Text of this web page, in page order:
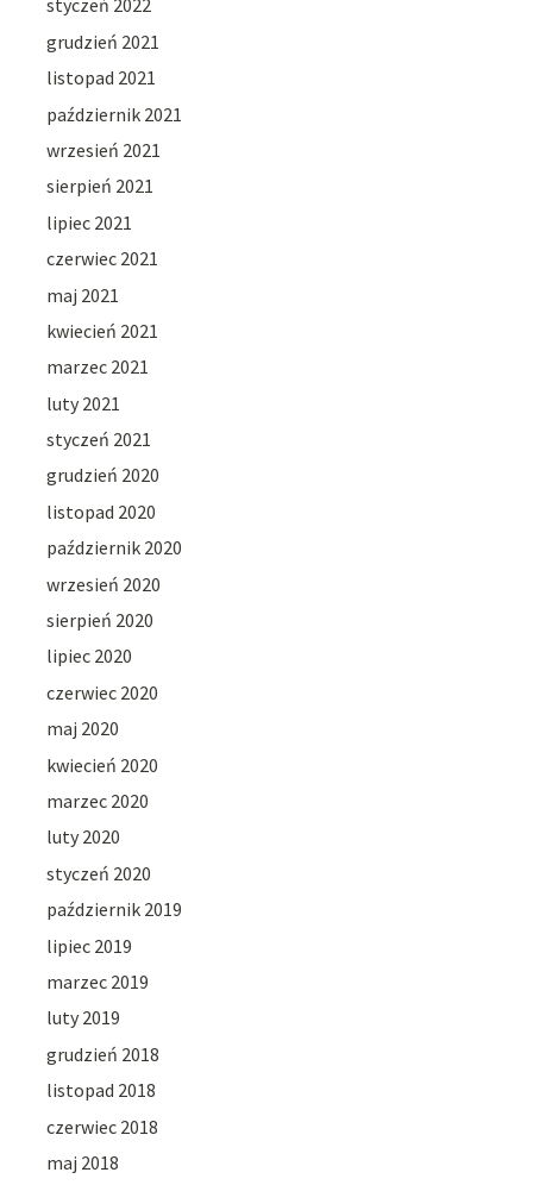
styczeń 2022
grudzień 2021
listopad 2021
październik 2021
wrzesień 2021
sierpień 2021
lipiec 2021
czerwiec 2021
maj 2021
kwiecień 2021
marzec 2021
luty 2021
styczeń 2021
grudzień 2020
listopad 2020
październik 2020
wrzesień 2020
sierpień 2020
lipiec 2020
czerwiec 2020
maj 2020
kwiecień 2020
marzec 2020
luty 2020
styczeń 2020
październik 2019
lipiec 2019
marzec 2019
luty 2019
grudzień 2018
listopad 2018
czerwiec 2018
maj 2018